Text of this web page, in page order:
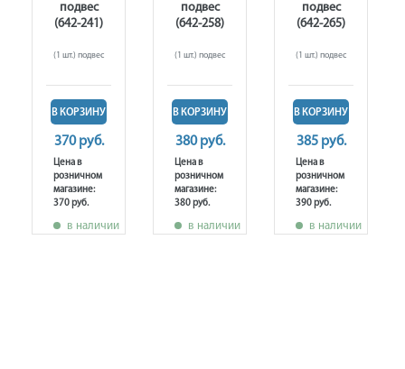
подвес
(642-241)
(1 шт.) подвес
В КОРЗИНУ
370 руб.
Цена в
розничном
магазине:
370 руб.
в наличии
подвес
(642-258)
(1 шт.) подвес
В КОРЗИНУ
380 руб.
Цена в
розничном
магазине:
380 руб.
в наличии
подвес
(642-265)
(1 шт.) подвес
В КОРЗИНУ
385 руб.
Цена в
розничном
магазине:
390 руб.
в наличии